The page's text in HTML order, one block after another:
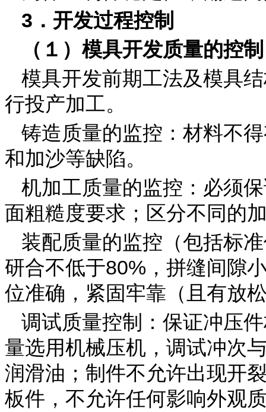
3．开发过程控制
（１）模具开发质量的控制
模具开发前期工法及模具
行投产加工。
铸造质量的监控：材料不
和加沙等缺陷。
机加工质量的监控：必须
面粗糙度要求；区分不同的
装配质量的监控（包括标
研合不低于80%，拼缝间隙
位准确，紧固牢靠（且有放
调试质量控制：保证冲压
量选用机械压机，调试冲次
润滑油；制件不允许出现开
板件，不允许任何影响外观